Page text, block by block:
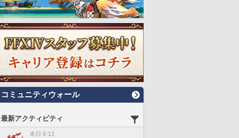
コミュニティウォール
最新アクティビティ
本日 6:12